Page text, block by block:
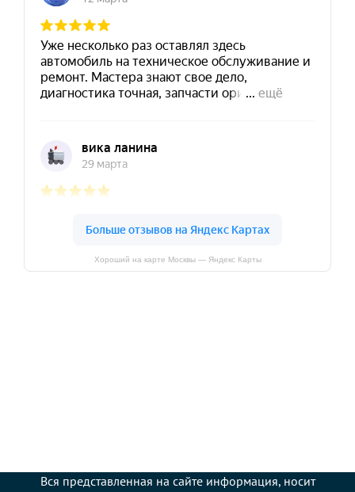
Хороший на карте Москвы — Яндекс Карты
Вся представленная на сайте информация, носит